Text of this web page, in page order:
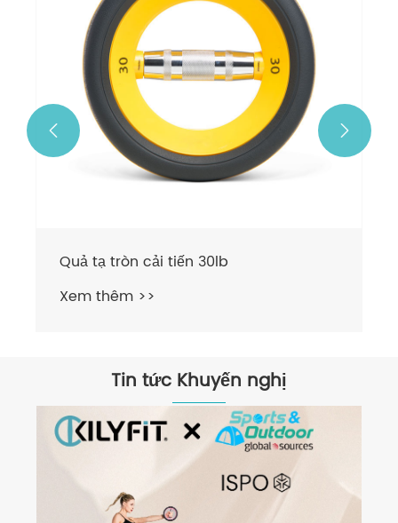
Quả tạ tròn cải tiến 30lb
Xem thêm >>
 
Tin tức Khuyến nghị